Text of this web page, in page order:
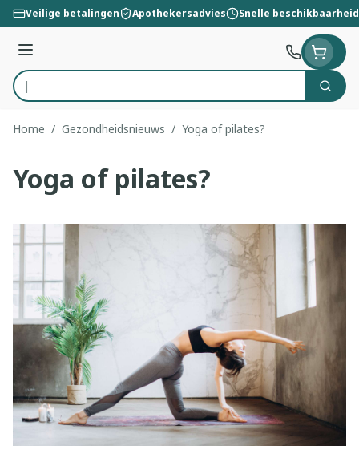
Ga naar de inhoud
Veilige betalingen Apothekersadvies Snelle beschikbaarheid
Menu
Product, merk, categorie...
Zoek
Home / Gezondheidsnieuws / Yoga of pilates?
Yoga of pilates?